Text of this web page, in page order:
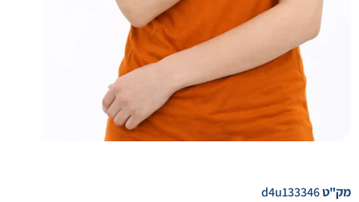
מק"טd4u133346